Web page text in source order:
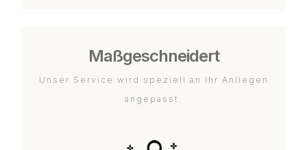
Maßgeschneidert
Unser Service wird speziell an Ihr Anliegen
angepasst.